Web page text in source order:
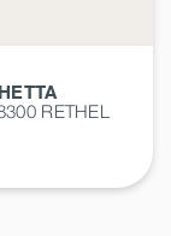
RETHEL